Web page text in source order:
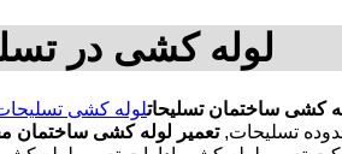
لوله کشی در
کشی ساختمان تسلیحاتلوله کشی
تسلیحات,تعمیر لوله کشی ساختمان